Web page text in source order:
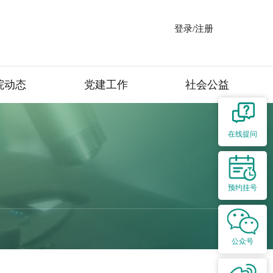
登录/注册
动态 党建工作 社会公益
在线提问
预约挂号
公众号